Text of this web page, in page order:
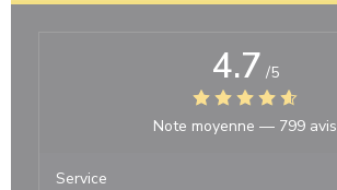
4.7 /5
Note moyenne — 799 avis
Service